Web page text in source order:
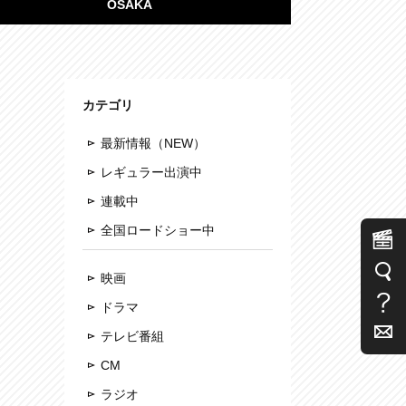
OSAKA
カテゴリ
最新情報（NEW）
レギュラー出演中
連載中
全国ロードショー中
映画
ドラマ
テレビ番組
CM
ラジオ